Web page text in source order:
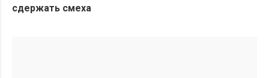
сдержать смеха